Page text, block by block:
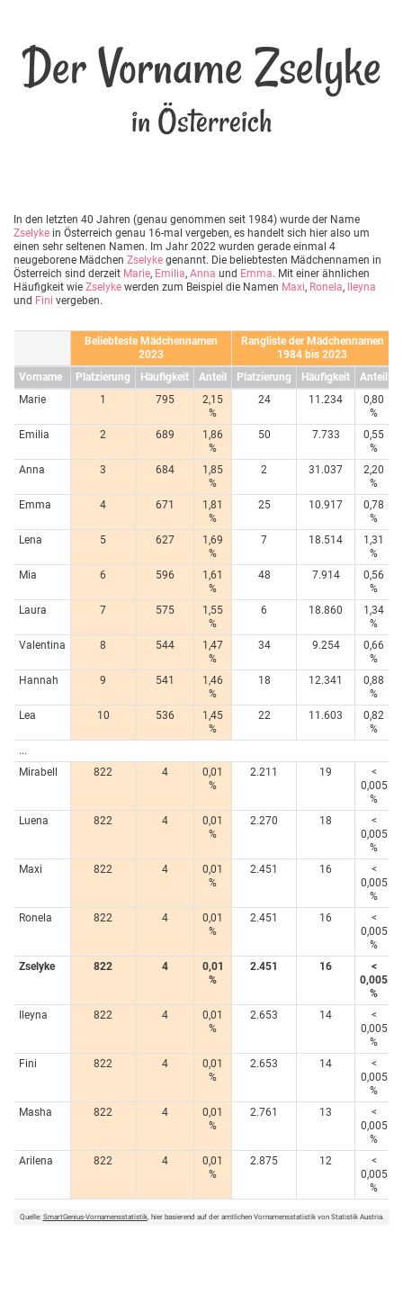
Der Vorname Zselyke
in Österreich
In den letzten 40 Jahren (genau genommen seit 1984) wurde der Name
Zselyke in Österreich genau 16-mal vergeben, es handelt sich hier also um
einen sehr seltenen Namen. Im Jahr 2022 wurden gerade einmal 4
neugeborene Mädchen Zselyke genannt. Die beliebtesten Mädchennamen in
Österreich sind derzeit Marie, Emilia, Anna und Emma. Mit einer ähnlichen
Häufigkeit wie Zselyke werden zum Beispiel die Namen Maxi, Ronela,
Ileyna
und Fini vergeben.
Beliebteste Mädchennamen
2023
Rangliste der Mädchennamen
1984 bis 2023
Vorname
Platzierung Häufigkeit Anteil Platzierung Häufigkeit
Anteil
Marie
1 795
2,15
%
24 11.234
0,80
%
Emilia
2 689
1,86
%
50 7.733
0,55
%
Anna
3 684
1,85
%
2 31.037
2,20
%
Emma
4 671
1,81
%
25 10.917
0,78
%
Lena
5 627
1,69
%
7 18.514
1,31
%
Mia
6 596
1,61
%
48 7.914
0,56
%
Laura
7 575
1,55
%
6 18.860
1,34
%
Valentina
8 544
1,47
%
34 9.254
0,66
%
Hannah
9 541
1,46
%
18 12.341
0,88
%
Lea
10 536
1,45
%
22 11.603
0,82
%
...
Mirabell
822 4
0,01
%
2.211 19
<
0,005
%
Luena
822 4
0,01
%
2.270 18
<
0,005
%
Maxi
822 4
0,01
%
2.451 16
<
0,005
%
Ronela
822 4
0,01
%
2.451 16
<
0,005
%
Zselyke
822 4
0,01
%
2.451 16
<
0,005
%
Ileyna
822 4
0,01
%
2.653 14
<
0,005
%
Fini
822 4
0,01
%
2.653 14
<
0,005
%
Masha
822 4
0,01
%
2.761 13
<
0,005
%
Arilena
822 4
0,01
%
2.875 12
<
0,005
%
Quelle: SmartGenius-Vornamensstatistik, hier basierend auf der amtlichen Vornamensstatistik von Statistik Austria.